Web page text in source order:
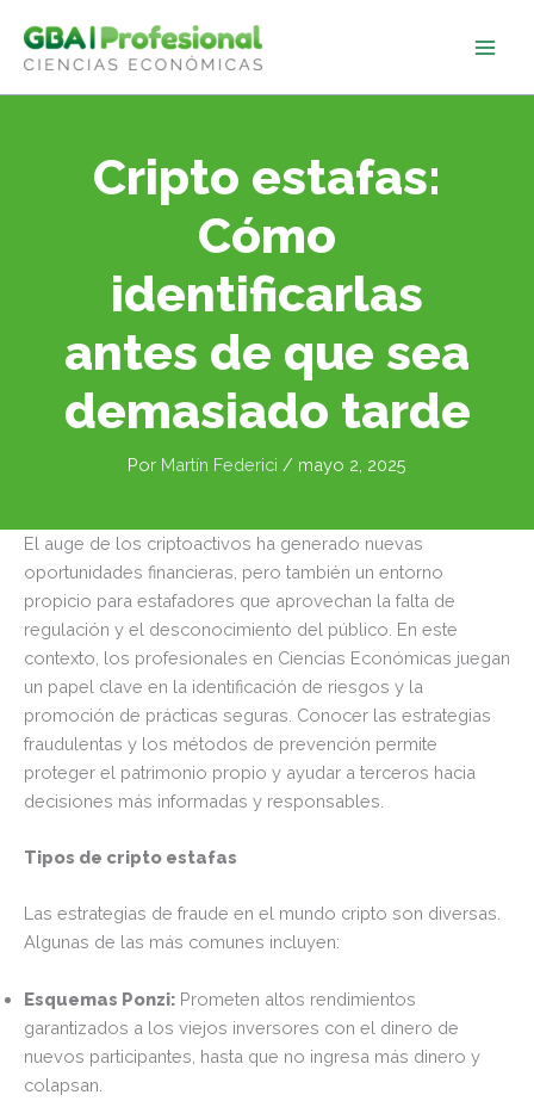
contenido
Cripto estafas:
Cómo
identificarlas
antes de que sea
demasiado tarde
Por Martín Federici / mayo 2, 2025
El auge de los criptoactivos ha generado nuevas
oportunidades financieras, pero también un entorno
propicio para estafadores que aprovechan la falta de
regulación y el desconocimiento del público. En este
contexto, los profesionales en Ciencias Económicas juegan
un papel clave en la identificación de riesgos y la
promoción de prácticas seguras. Conocer las estrategias
fraudulentas y los métodos de prevención permite
proteger el patrimonio propio y ayudar a terceros hacia
decisiones más informadas y responsables.
Tipos de cripto estafas
Las estrategias de fraude en el mundo cripto son diversas.
Algunas de las más comunes incluyen:
Esquemas Ponzi: Prometen altos rendimientos
garantizados a los viejos inversores con el dinero de
nuevos participantes, hasta que no ingresa más dinero y
colapsan.